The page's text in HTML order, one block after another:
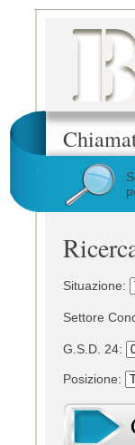
Situazione:
Settore
G.S.D. 24:
Posizione: